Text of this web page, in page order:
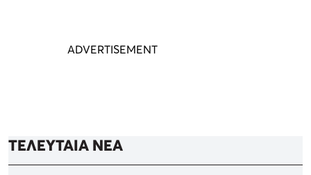
ΤΕΛΕΥΤΑΙΑ ΝΕΑ